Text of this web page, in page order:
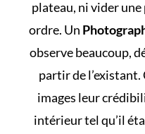
plateau, ni vider
ordre. Un
observe beaucoup,
partir de
images leur
intérieur tel qu’il